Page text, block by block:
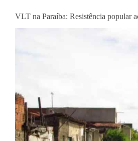
VLT na Paraíba: Resistência popular